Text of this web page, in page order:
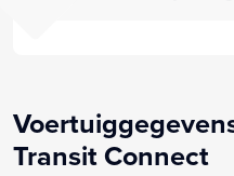
Transit Connect